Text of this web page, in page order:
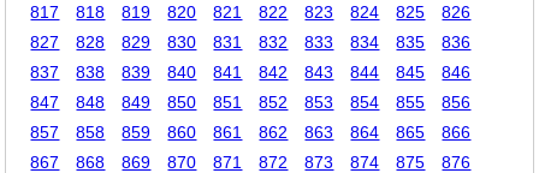
817
818 819 820 821 822 823 824 825
826
827
828 829 830 831 832 833 834 835
836
837
838 839 840 841 842 843 844 845
846
847
848 849 850 851 852 853 854 855
856
857
858 859 860 861 862 863 864 865
866
867
868 869 870 871 872 873 874 875
876